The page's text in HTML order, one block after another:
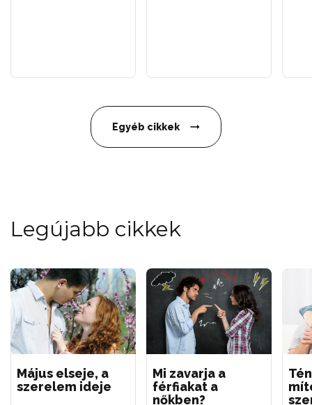
Egyéb cikkek
Legújabb cikkek
Május elseje, a
szerelem ideje
Mi zavarja a
férfiakat a
nőkben?